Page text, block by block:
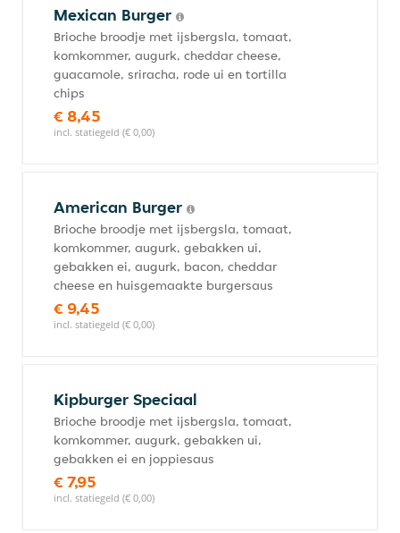
Mexican Burger
Brioche broodje met ijsbergsla, tomaat,
komkommer, augurk, cheddar cheese,
guacamole, sriracha, rode ui en tortilla
chips
€ 8,45
incl. statiegeld (€ 0,00)
American Burger
Brioche broodje met ijsbergsla, tomaat,
komkommer, augurk, gebakken ui,
gebakken ei, augurk, bacon, cheddar
cheese en huisgemaakte burgersaus
€ 9,45
incl. statiegeld (€ 0,00)
Kipburger Speciaal
Brioche broodje met ijsbergsla, tomaat,
komkommer, augurk, gebakken ui,
gebakken ei en joppiesaus
€ 7,95
incl. statiegeld (€ 0,00)